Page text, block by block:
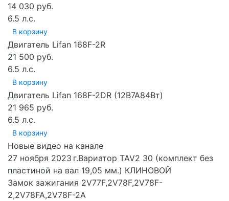
14 030 руб.
6.5 л.с.
В корзину
Двигатель Lifan 168F-2R
21 500 руб.
6.5 л.с.
В корзину
Двигатель Lifan 168F-2DR (12В7А84Вт)
21 965 руб.
6.5 л.с.
В корзину
Новые видео на канале
27 ноября 2023 г.Вариатор TAV2 30 (комплект без
пластиной на вал 19,05 мм.) КЛИНОВОЙ
Замок зажигания 2V77F,2V78F,2V78F-
2,2V78FA,2V78F-2A